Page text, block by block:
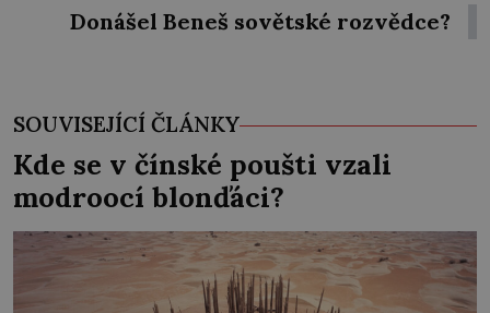
Donášel Beneš sovětské rozvědce?
SOUVISEJÍCÍ ČLÁNKY
Kde se v čínské poušti vzali
modroocí blonďáci?